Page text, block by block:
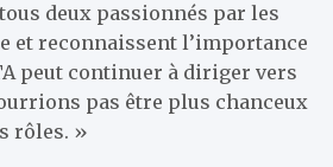
deux passionnés par les
et reconnaissent l’importance
peut continuer à diriger vers
pas être plus chanceux
rôles. »